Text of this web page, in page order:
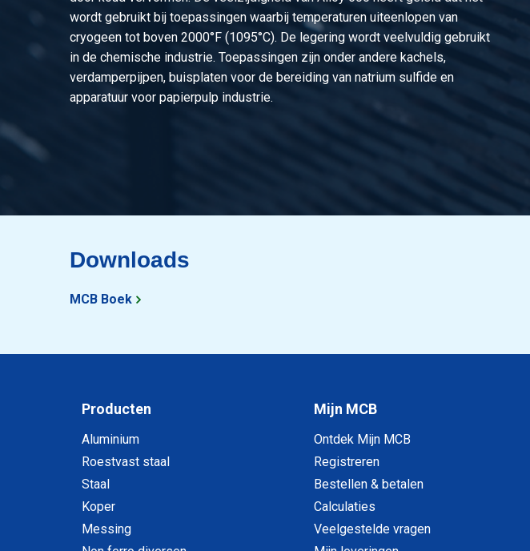
wordt gebruikt bij toepassingen waarbij temperaturen uiteenlopen van
cryogeen tot boven 2000°F (1095°C). De legering wordt veelvuldig gebruikt
in de chemische industrie. Toepassingen zijn onder andere kachels,
verdamperpijpen, buisplaten voor de bereiding van natrium sulfide en
apparatuur voor papierpulp industrie.
Downloads
MCB Boek
Producten
Aluminium
Roestvast staal
Staal
Koper
Messing
Mijn MCB
Ontdek Mijn MCB
Registreren
Bestellen & betalen
Calculaties
Veelgestelde vragen